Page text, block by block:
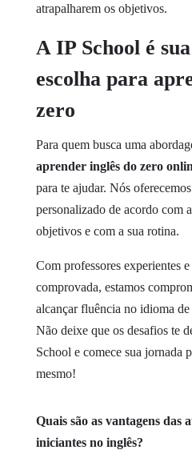
atrapalharem os objetivos.
A IP School é
escolha para
zero
Para quem busca uma
aprender inglês do zero
para te ajudar. Nós
personalizado de acordo com
objetivos e com a sua rotina.
Com professores experientes
comprovada, estamos
alcançar fluência no idioma
Não deixe que os desafios te
School e comece sua jornada
mesmo!
Quais são as vantagens das
iniciantes no inglês?